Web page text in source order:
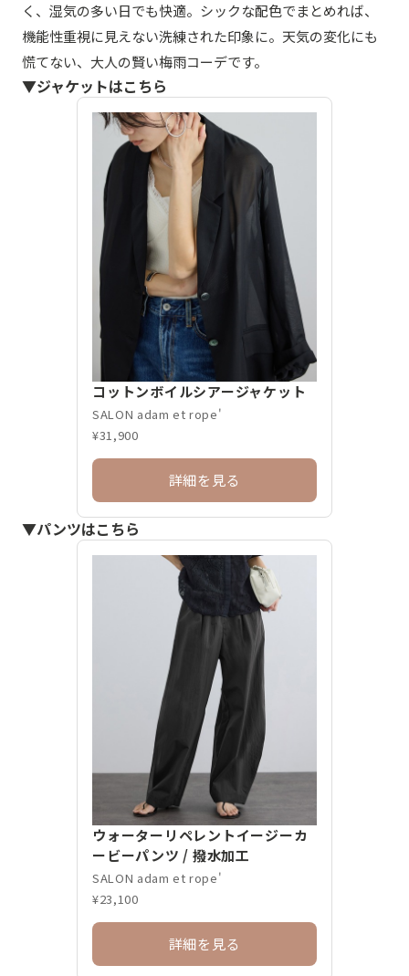
く、湿気の多い日でも快適。シックな配色でまとめれば、
機能性重視に見えない洗練された印象に。天気の変化にも
慌てない、大人の賢い梅雨コーデです。
▼ジャケットはこちら
コットンボイルシアージャケット
SALON adam et rope'
¥31,900
詳細を見る
▼パンツはこちら
ウォーターリペレントイージーカ
ービーパンツ / 撥水加工
SALON adam et rope'
¥23,100
詳細を見る